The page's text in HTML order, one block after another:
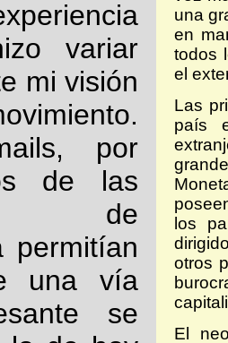
una
en
todos
el
Las
país
los
otros
El
variar
mi visión
por
de las
de
permitían
una vía
se